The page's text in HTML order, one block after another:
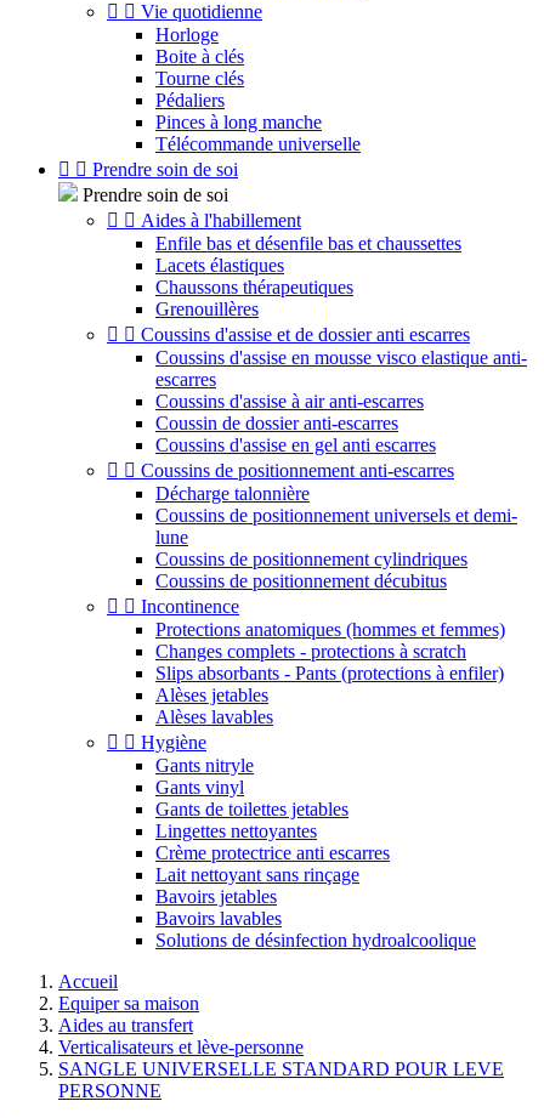
  Vie quotidienne
Horloge
Boite à clés
Tourne clés
Pédaliers
Pinces à long manche
Télécommande universelle
  Prendre soin de soi
Prendre soin de soi
  Aides à l'habillement
Enfile bas et désenfile bas et chaussettes
Lacets élastiques
Chaussons thérapeutiques
Grenouillères
  Coussins d'assise et de dossier anti escarres
Coussins d'assise en mousse visco elastique anti-
escarres
Coussins d'assise à air anti-escarres
Coussin de dossier anti-escarres
Coussins d'assise en gel anti escarres
  Coussins de positionnement anti-escarres
Décharge talonnière
Coussins de positionnement universels et demi-
lune
Coussins de positionnement cylindriques
Coussins de positionnement décubitus
  Incontinence
Protections anatomiques (hommes et femmes)
Changes complets - protections à scratch
Slips absorbants - Pants (protections à enfiler)
Alèses jetables
Alèses lavables
  Hygiène
Gants nitryle
Gants vinyl
Gants de toilettes jetables
Lingettes nettoyantes
Crème protectrice anti escarres
Lait nettoyant sans rinçage
Bavoirs jetables
Bavoirs lavables
Solutions de désinfection hydroalcoolique
Accueil
Equiper sa maison
Aides au transfert
Verticalisateurs et lève-personne
SANGLE UNIVERSELLE STANDARD POUR LEVE
PERSONNE